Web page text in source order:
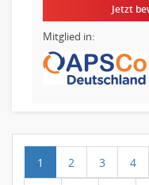
Jetzt
Mitglied in:
1 2 3 4